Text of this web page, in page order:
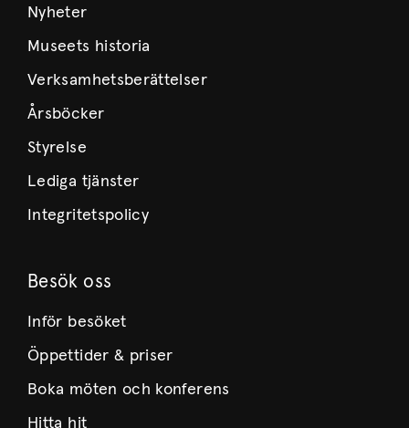
Nyheter
Museets historia
Verksamhetsberättelser
Årsböcker
Styrelse
Lediga tjänster
Integritetspolicy
Besök oss
Inför besöket
Öppettider & priser
Boka möten och konferens
Hitta hit